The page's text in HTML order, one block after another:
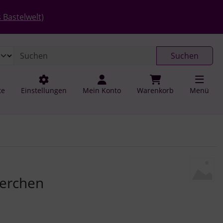
Bastelwelt)
Suchen
Einstellungen Mein Konto Warenkorb Menü
Zum Vergrößern klicken Sie auf das Bild.